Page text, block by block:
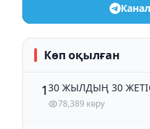
Көп оқылған
130 ЖЫЛДЫҢ 30
78,389 көру